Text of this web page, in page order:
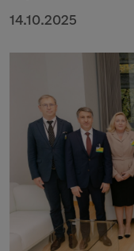
14.10.2025